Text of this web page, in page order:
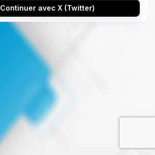
Continuer avec X (Twitter)